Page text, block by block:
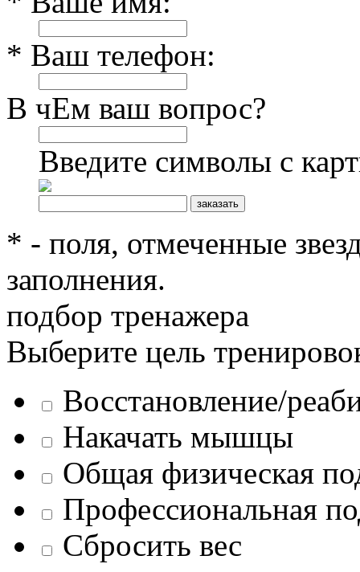
* Ваш телефон:
В чЕм ваш вопрос?
Введите символы с
* - поля, отмеченные
заполнения.
подбор тренажера
Выберите цель
Восстановление/
Накачать мышцы
Общая физическая
Профессиональная
Сбросить вес